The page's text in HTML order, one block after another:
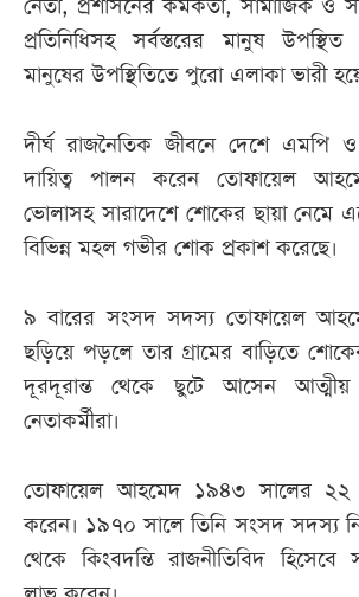
নেতা, প্রশাসনের কর্মকর্তা, সামাজিক ও
প্রতিনিধিসহ সর্বস্তরের মানুষ
মানুষের উপস্থিতিতে পুরো এলাকা ভারী
দীর্ঘ রাজনৈতিক জীবনে দেশে এমপি ও
দায়িত্ব পালন করেন তোফায়েল
ভোলাসহ সারাদেশে শোকের ছায়া নেমে
বিভিন্ন মহল গভীর শোক প্রকাশ করেছে।
৯ বারের সংসদ সদস্য তোফায়েল
ছড়িয়ে পড়লে তার গ্রামের বাড়িতে
দূরদূরান্ত থেকে ছুটে আসেন
নেতাকর্মীরা।
তোফায়েল আহমেদ ১৯৪৩ সালের ২২
করেন। ১৯৭০ সালে তিনি সংসদ সদস্য
থেকে কিংবদন্তি রাজনীতিবিদ হিসেবে